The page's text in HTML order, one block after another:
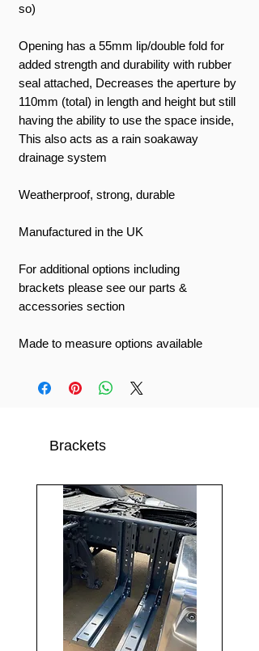
so)
Opening has a 55mm lip/double fold for
added strength and durability with rubber
seal attached, Decreases the aperture by
110mm (total) in length and height but still
having the ability to use the space inside,
This also acts as a rain soakaway
drainage system
Weatherproof, strong, durable
Manufactured in the UK
For additional options including
brackets please see our parts &
accessories section
Made to measure options available
Brackets